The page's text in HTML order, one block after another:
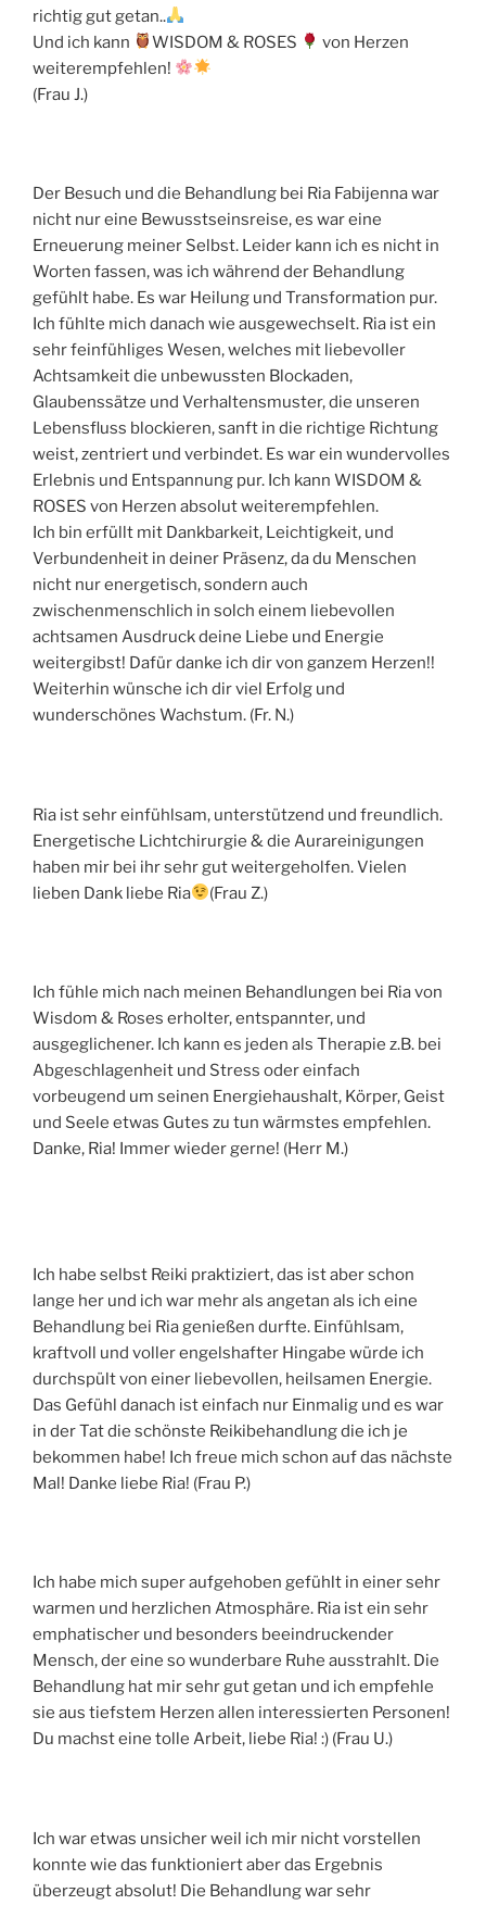
richtig gut getan..
Und ich kann
WISDOM & ROSES
von Herzen
weiterempfehlen!
(Frau J.)
Der Besuch und die Behandlung bei Ria Fabijenna war
nicht nur eine Bewusstseinsreise, es war eine
Erneuerung meiner Selbst. Leider kann ich es nicht in
Worten fassen, was ich während der Behandlung
gefühlt habe. Es war Heilung und Transformation pur.
Ich fühlte mich danach wie ausgewechselt. Ria ist ein
sehr feinfühliges Wesen, welches mit liebevoller
Achtsamkeit die unbewussten Blockaden,
Glaubenssätze und Verhaltensmuster, die unseren
Lebensfluss blockieren, sanft in die richtige Richtung
weist, zentriert und verbindet. Es war ein wundervolles
Erlebnis und Entspannung pur. Ich kann WISDOM &
ROSES von Herzen absolut weiterempfehlen.
Ich bin erfüllt mit Dankbarkeit, Leichtigkeit, und
Verbundenheit in deiner Präsenz, da du Menschen
nicht nur energetisch, sondern auch
zwischenmenschlich in solch einem liebevollen
achtsamen Ausdruck deine Liebe und Energie
weitergibst! Dafür danke ich dir von ganzem Herzen!!
Weiterhin wünsche ich dir viel Erfolg und
wunderschönes Wachstum. (Fr. N.)
Ria ist sehr einfühlsam, unterstützend und freundlich.
Energetische Lichtchirurgie & die Aurareinigungen
haben mir bei ihr sehr gut weitergeholfen. Vielen
lieben Dank liebe Ria
(Frau Z.)
Ich fühle mich nach meinen Behandlungen bei Ria von
Wisdom & Roses erholter, entspannter, und
ausgeglichener. Ich kann es jeden als Therapie z.B. bei
Abgeschlagenheit und Stress oder einfach
vorbeugend um seinen Energiehaushalt, Körper, Geist
und Seele etwas Gutes zu tun wärmstes empfehlen.
Danke, Ria! Immer wieder gerne! (Herr M.)
Ich habe selbst Reiki praktiziert, das ist aber schon
lange her und ich war mehr als angetan als ich eine
Behandlung bei Ria genießen durfte. Einfühlsam,
kraftvoll und voller engelshafter Hingabe würde ich
durchspült von einer liebevollen, heilsamen Energie.
Das Gefühl danach ist einfach nur Einmalig und es war
in der Tat die schönste Reikibehandlung die ich je
bekommen habe! Ich freue mich schon auf das nächste
Mal! Danke liebe Ria! (Frau P.)
Ich habe mich super aufgehoben gefühlt in einer sehr
warmen und herzlichen Atmosphäre. Ria ist ein sehr
emphatischer und besonders beeindruckender
Mensch, der eine so wunderbare Ruhe ausstrahlt. Die
Behandlung hat mir sehr gut getan und ich empfehle
sie aus tiefstem Herzen allen interessierten Personen!
Du machst eine tolle Arbeit, liebe Ria! :) (Frau U.)
Ich war etwas unsicher weil ich mir nicht vorstellen
konnte wie das funktioniert aber das Ergebnis
überzeugt absolut! Die Behandlung war sehr